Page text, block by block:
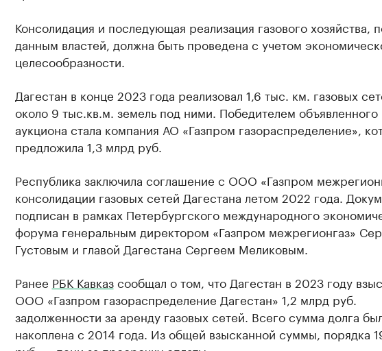
Консолидация и последующая реализация газового хозяйства,
данным властей, должна быть проведена с учетом
целесообразности.
Дагестан в конце 2023 года реализовал 1,6 тыс. км. газовых
около 9 тыс.кв.м. земель под ними. Победителем объявленного
аукциона стала компания АО «Газпром газораспределение»,
предложила 1,3 млрд руб.
Республика заключила соглашение с ООО «Газпром
консолидации газовых сетей Дагестана летом 2022 года.
подписан в рамках Петербургского международного
форума генеральным директором «Газпром межрегионгаз»
Густовым и главой Дагестана Сергеем Меликовым.
Ранее РБК Кавказсообщал о том, что Дагестан в 2023 году
ООО «Газпром газораспределение Дагестан» 1,2 млрд руб.
задолженности за аренду газовых сетей. Всего сумма долга
накоплена с 2014 года. Из общей взысканной суммы, порядка